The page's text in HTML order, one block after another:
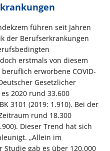
führen seit Jahren
der Berufserkrankungen
erstmals von diesem
erworbene COVID-
Gesetzlicher
2020 rund 33.600
3101 (2019: 1.910). Bei der
rund 18.300
Dieser Trend hat sich
„Allein im
gab es über 120.000